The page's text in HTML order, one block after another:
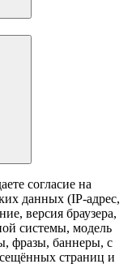
согласие на
данных (IP-адрес,
версия браузера,
системы, модель
фразы, баннеры, с
страниц и